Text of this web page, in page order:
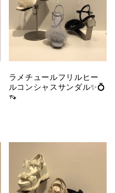
ラメチュールフリルヒー
ルコンシャスサンダル✨💍
👡